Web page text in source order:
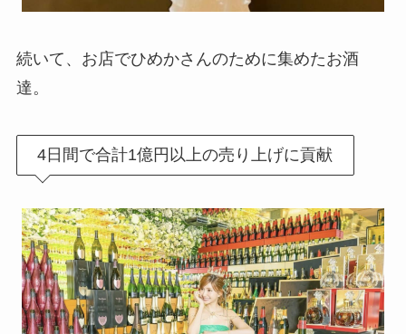
続いて、お店でひめかさんのために集めたお酒
達。
4日間で合計1億円以上の売り上げに貢献